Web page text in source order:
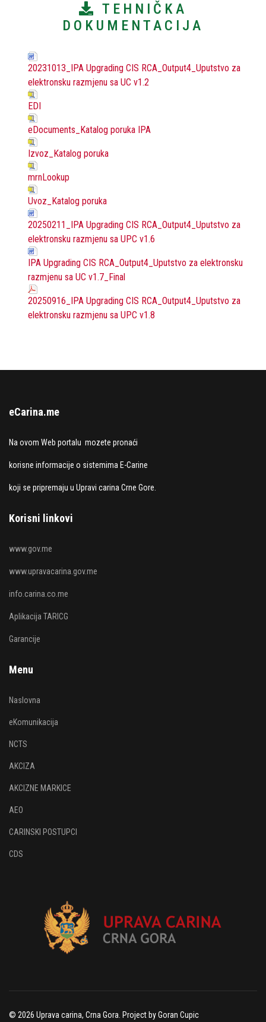
TEHNIČKA
DOKUMENTACIJA
20231013_IPA Upgrading CIS RCA_Output4_Uputstvo za
elektronsku razmjenu sa UC v1.2
EDI
eDocuments_Katalog poruka IPA
Izvoz_Katalog poruka
mrnLookup
Uvoz_Katalog poruka
20250211_IPA Upgrading CIS RCA_Output4_Uputstvo za
elektronsku razmjenu sa UPC v1.6
IPA Upgrading CIS RCA_Output4_Uputstvo za elektronsku
razmjenu sa UC v1.7_Final
20250916_IPA Upgrading CIS RCA_Output4_Uputstvo za
elektronsku razmjenu sa UPC v1.8
eCarina.me
Na ovom Web portalu mozete pronaći
korisne informacije o sistemima E-Carine
koji se pripremaju u Upravi carina Crne Gore.
Korisni linkovi
www.gov.me
www.upravacarina.gov.me
info.carina.co.me
Aplikacija TARICG
Garancije
Menu
Naslovna
eKomunikacija
NCTS
AKCIZA
AKCIZNE MARKICE
AEO
CARINSKI POSTUPCI
CDS
© 2026 Uprava carina, Crna Gora. Project by Goran Cupic